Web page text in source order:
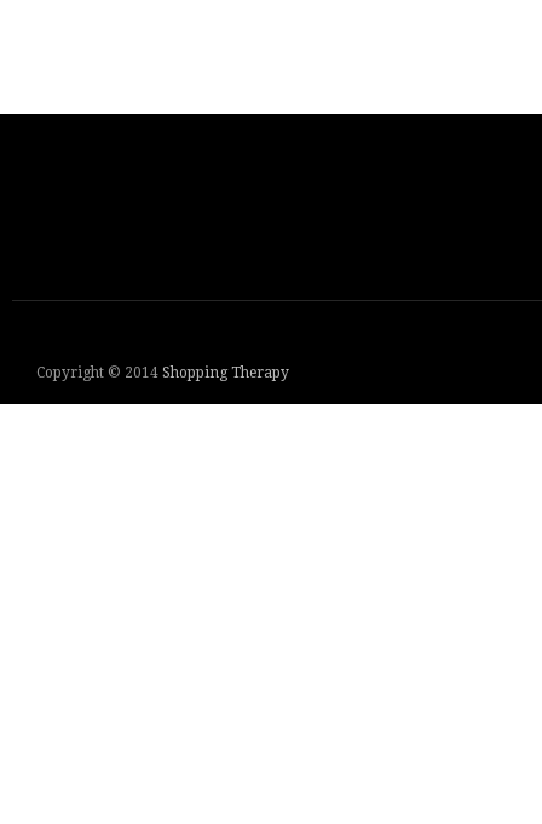
Copyright © 2014 Shopping Therapy